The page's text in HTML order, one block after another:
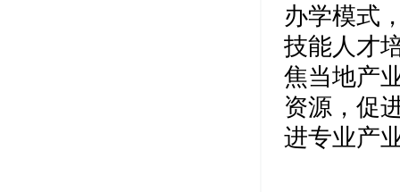
办学模式
技能人才
焦当地产
资源，促
进专业产